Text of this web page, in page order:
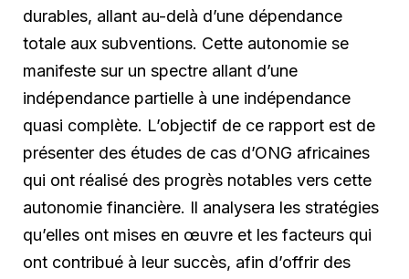
durables, allant au-delà d’une dépendance
totale aux subventions. Cette autonomie se
manifeste sur un spectre allant d’une
indépendance partielle à une indépendance
quasi complète. L’objectif de ce rapport est de
présenter des études de cas d’ONG africaines
qui ont réalisé des progrès notables vers cette
autonomie financière. Il analysera les stratégies
qu’elles ont mises en œuvre et les facteurs qui
ont contribué à leur succès, afin d’offrir des